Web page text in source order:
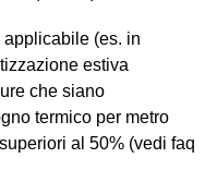
(es. in
estiva
che siano
termico per metro
al 50% (vedi faq